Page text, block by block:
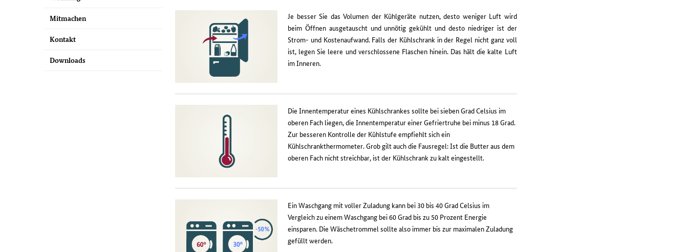
Mitmachen
Kontakt
Downloads
Je besser Sie das Volumen der Kühlgeräte nutzen, desto weniger Luft wird
beim Öffnen ausgetauscht und unnötig gekühlt und desto niedriger ist der
Strom- und Kostenaufwand. Falls der Kühlschrank in der Regel nicht ganz voll
ist, legen Sie leere und verschlossene Flaschen hinein. Das hält die kalte Luft
im Inneren.
Die Innentemperatur eines Kühlschrankes sollte bei sieben Grad Celsius im
oberen Fach liegen, die Innentemperatur einer Gefriertruhe bei minus 18 Grad.
Zur besseren Kontrolle der Kühlstufe empfiehlt sich ein
Kühlschrankthermometer. Grob gilt auch die Fausregel: Ist die Butter aus dem
oberen Fach nicht streichbar, ist der Kühlschrank zu kalt eingestellt.
Ein Waschgang mit voller Zuladung kann bei 30 bis 40 Grad Celsius im
Vergleich zu einem Waschgang bei 60 Grad bis zu 50 Prozent Energie
einsparen. Die Wäschetrommel sollte also immer bis zur maximalen Zuladung
gefüllt werden.